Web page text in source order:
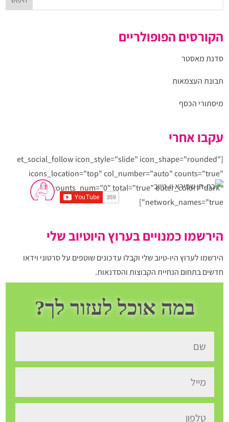
הקורסים הפופולריים
סדנת מאסטר
תבונת העצמאות
מיסתורי הכסף
עקבו אחרי
[et_social_follow icon_style="slide" icon_shape="rounded"
icons_location="top" col_number="auto" counts="true"
counts_num="0" total="true" outer_color="dark"
network_names="true"]
הירשמו כמנויים בערוץ היוטיוב שלי
הירשמו לערוץ היו-טיוב שלי וקבלו עדכונים שוטפים על סרטוני וידאו
חדשים בתחום הנחיית הקבוצות והסדנאות.
במה אוכל לעזור לך?